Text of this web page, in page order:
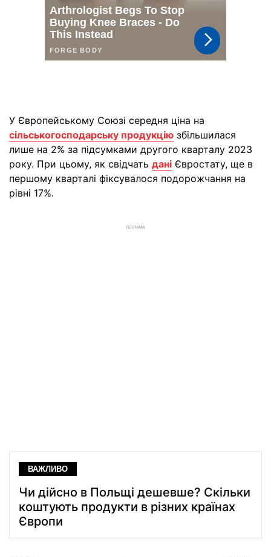
У Європейському Союзі середня ціна на
сільськогосподарську продукцію збільшилася
лише на 2% за підсумками другого кварталу 2023
року. При цьому, як свідчать дані Євростату, ще в
першому кварталі фіксувалося подорожчання на
рівні 17%.
РЕКЛАМА
ВАЖЛИВО
Чи дійсно в Польщі дешевше? Скільки
коштують продукти в різних країнах
Європи